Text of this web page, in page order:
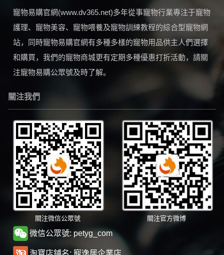
寵物易購官網(www.dv365.net)多年從事寵物行業專注于寵物
護理、寵物美容、寵物喂養及寵物訓練教程的綜合型寵物網
站，同時寵物易購官網有多種多樣的寵物用品供主人們選擇
和購買，我們的寵物商城更有定期多種優惠打折活動，請關
注寵物易購公眾號及時了解。
關注我們
關注微信公眾號 關注官方微博
微信公眾號: petyg_com